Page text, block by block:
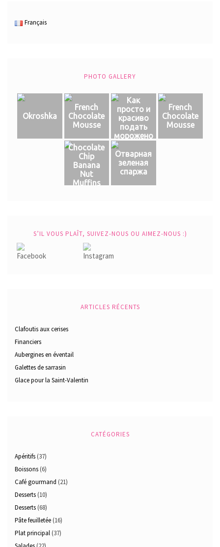
Français
PHOTO GALLERY
Okroshka
French
Chocolate
Mousse
Как
просто и
красиво
подать
морожено
French
Chocolate
Mousse
Chocolate
Chip
Banana
Nut
Muffins
Отварная
зеленая
спаржа
S’IL VOUS PLAÎT, SUIVEZ-NOUS OU AIMEZ-NOUS :)
ARTICLES RÉCENTS
Clafoutis aux cerises
Financiers
Aubergines en éventail
Galettes de sarrasin
Glace pour la Saint-Valentin
CATÉGORIES
Apéritifs (37)
Boissons (6)
Café gourmand (21)
Desserts (10)
Desserts (68)
Pâte feuilletée (16)
Plat principal (37)